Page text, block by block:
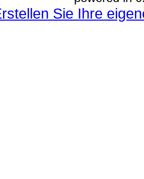
Sie Ihre